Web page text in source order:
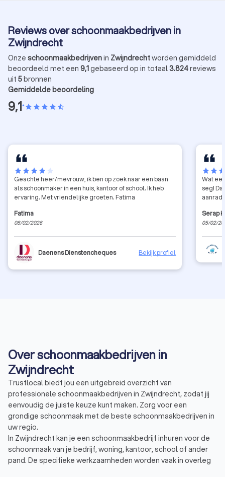
Reviews over schoonmaakbedrijven in
Zwijndrecht
Onze schoonmaakbedrijvenin Zwijndrechtworden gemiddeld
beoordeeld met een 9,1gebaseerd op in totaal3.824reviews
uit 5bronnen
Gemiddelde beoordeling
9,1•starstarstarstarstar_half
starstarstarstarstar
Geachte heer/mevrouw, ik ben op zoek naar een baan
als schoonmaker in een huis, kantoor of school. Ik heb
ervaring. Met vriendelijke groeten. Fatima
Fatima
08/02/2026
Daenens Dienstencheques Bekijk profiel
starstar
Wat
seg!
Serap
05/02/
Over schoonmaakbedrijven in
Zwijndrecht
Trustlocal biedt jou een uitgebreid overzicht van
professionele schoonmaakbedrijven in Zwijndrecht, zodat jij
eenvoudig de juiste keuze kunt maken. Zorg voor een
grondige schoonmaak met de beste schoonmaakbedrijven in
uw regio.
In Zwijndrecht kan je een schoonmaakbedrijf inhuren voor de
schoonmaak van je bedrijf, woning, kantoor, school of ander
pand. De specifieke werkzaamheden worden vaak in overleg